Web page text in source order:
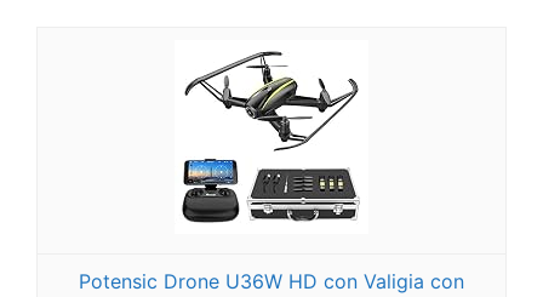
Potensic Drone U36W HD con Valigia con